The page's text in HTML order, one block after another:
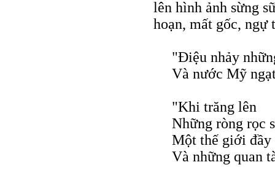
lên hình ảnh sừng
hoạn, mất gốc,
"Điệu nhảy
Và nước Mỹ
"Khi trăng lên
Những ròng rọc
Một thế giới đầy
Và những quan